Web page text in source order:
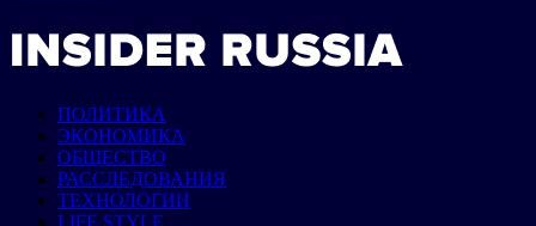
ПОЛИТИКА
ЭКОНОМИКА
ОБЩЕСТВО
РАССЛЕДОВАНИЯ
ТЕХНОЛОГИИ